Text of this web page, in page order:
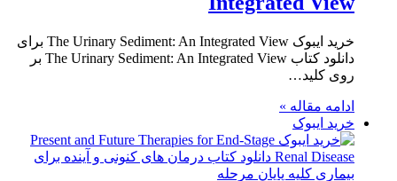
خرید ایبوک The Urinary Sediment: An Integrated View برای
دانلود کتاب The Urinary Sediment: An Integrated View بر
روی کلید…
ادامه مقاله »
خرید ایبوک